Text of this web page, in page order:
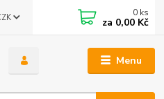
Menu
0 ks
za 0,00 Kč